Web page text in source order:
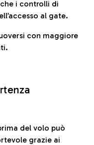
i controlli di
al gate.
con maggiore
del volo può
grazie ai